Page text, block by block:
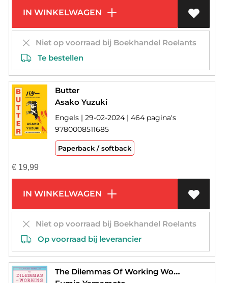
IN WINKELWAGEN
Niet op voorraad bij Boekhandel Roelants
Te bestellen
Butter
Asako Yuzuki
Engels | 29-02-2024 | 464 pagina's
9780008511685
Paperback / softback
€19,99
IN WINKELWAGEN
Niet op voorraad bij Boekhandel Roelants
Op voorraad bij leverancier
The Dilemmas Of Working Women